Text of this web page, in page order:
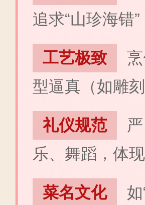
追求“山珍海错”
工艺极致
型逼真（如雕刻
礼仪规范
乐、舞蹈，体
菜名文化